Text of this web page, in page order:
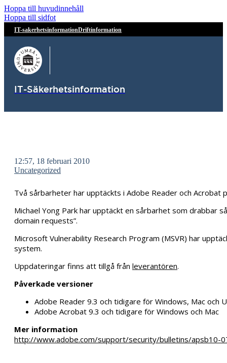
Hoppa till huvudinnehåll
Hoppa till sidfot
IT-sakerhetsinformationDriftinformation
IT-Säkerhetsinformation
12:57, 18 februari 2010
Uncategorized
Två sårbarheter har upptäckts i Adobe Reader och Acrobat
Michael Yong Park har upptäckt en sårbarhet som drabbar
domain requests”.
Microsoft Vulnerability Research Program (MSVR) har
system.
Uppdateringar finns att tillgå från leverantören.
Påverkade versioner
Adobe Reader 9.3 och tidigare för Windows, Mac och
Adobe Acrobat 9.3 och tidigare för Windows och Mac
Mer information
http://www.adobe.com/support/security/bulletins/apsb10-